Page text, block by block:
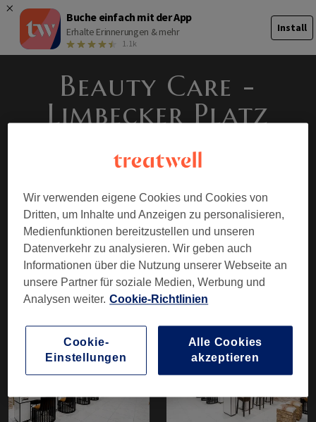
Buche einfach mit der App
Erhalte Erinnerungen & mehr
1.1k
Install
Beauty Care -
Limbecker Platz
Jetzt buchen
SALONÜBERSICHT
PREISLISTE
UNSER TEAM
BEWERTUNGEN
▾SERVICES
Galerie
Wir verwenden eigene Cookies und Cookies von
Dritten, um Inhalte und Anzeigen zu personalisieren,
Medienfunktionen bereitzustellen und unseren
Datenverkehr zu analysieren. Wir geben auch
Informationen über die Nutzung unserer Webseite an
unsere Partner für soziale Medien, Werbung und
Analysen weiter. Cookie-Richtlinien
Cookie-
Einstellungen
Alle Cookies
akzeptieren